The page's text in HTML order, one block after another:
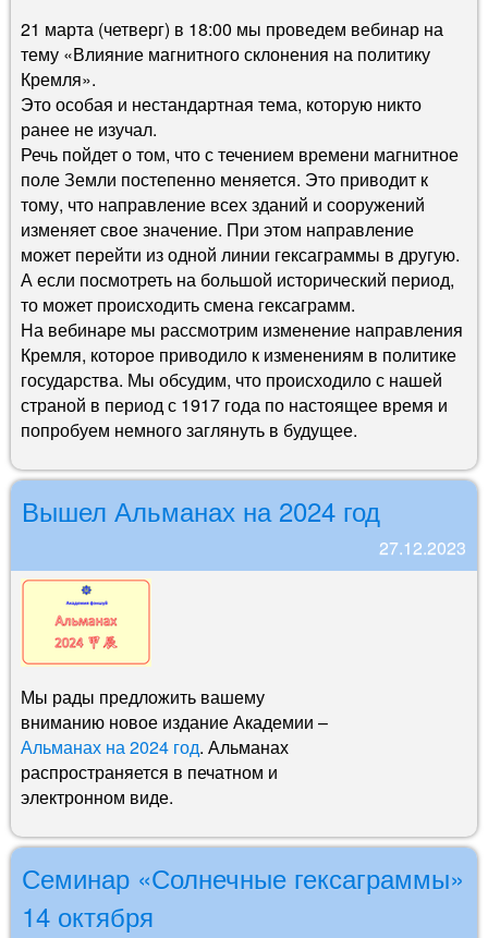
21 марта (четверг) в 18:00 мы проведем вебинар на
тему «Влияние магнитного склонения на политику
Кремля».
Это особая и нестандартная тема, которую никто
ранее не изучал.
Речь пойдет о том, что с течением времени магнитное
поле Земли постепенно меняется. Это приводит к
тому, что направление всех зданий и сооружений
изменяет свое значение. При этом направление
может перейти из одной линии гексаграммы в другую.
А если посмотреть на большой исторический период,
то может происходить смена гексаграмм.
На вебинаре мы рассмотрим изменение направления
Кремля, которое приводило к изменениям в политике
государства. Мы обсудим, что происходило с нашей
страной в период с 1917 года по настоящее время и
попробуем немного заглянуть в будущее.
Вышел Альманах на 2024 год
27.12.2023
Мы рады предложить вашему
вниманию новое издание Академии –
Альманах на 2024 год. Альманах
распространяется в печатном и
электронном виде.
Семинар «Солнечные гексаграммы»
14 октября